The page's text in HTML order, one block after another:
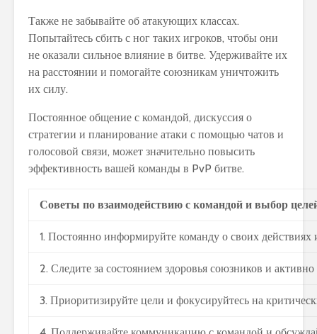
Также не забывайте об атакующих классах.
Попытайтесь сбить с ног таких игроков, чтобы они
не оказали сильное влияние в битве. Удерживайте их
на расстоянии и помогайте союзникам уничтожить
их силу.
Постоянное общение с командой, дискуссия о
стратегии и планирование атаки с помощью чатов и
голосовой связи, может значительно повысить
эффективность вашей команды в PvP битве.
Советы по взаимодействию с командой и выбор
1. Постоянно информируйте команду о своих действиях
2. Следите за состоянием здоровья союзников и
3. Приоритизируйте цели и фокусируйтесь на